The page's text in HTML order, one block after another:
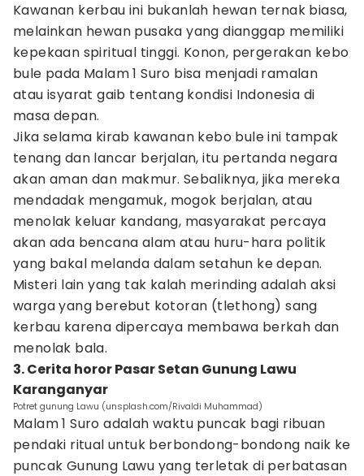
Kawanan kerbau ini bukanlah hewan ternak biasa,
melainkan hewan pusaka yang dianggap memiliki
kepekaan spiritual tinggi. Konon, pergerakan kebo
bule pada Malam 1 Suro bisa menjadi ramalan
atau isyarat gaib tentang kondisi Indonesia di
masa depan.
Jika selama kirab kawanan kebo bule ini tampak
tenang dan lancar berjalan, itu pertanda negara
akan aman dan makmur. Sebaliknya, jika mereka
mendadak mengamuk, mogok berjalan, atau
menolak keluar kandang, masyarakat percaya
akan ada bencana alam atau huru-hara politik
yang bakal melanda dalam setahun ke depan.
Misteri lain yang tak kalah merinding adalah aksi
warga yang berebut kotoran (tlethong) sang
kerbau karena dipercaya membawa berkah dan
menolak bala.
3. Cerita horor Pasar Setan Gunung Lawu
Karanganyar
Potret gunung Lawu (unsplash.com/Rivaldi Muhammad)
Malam 1 Suro adalah waktu puncak bagi ribuan
pendaki ritual untuk berbondong-bondong naik ke
puncak Gunung Lawu yang terletak di perbatasan